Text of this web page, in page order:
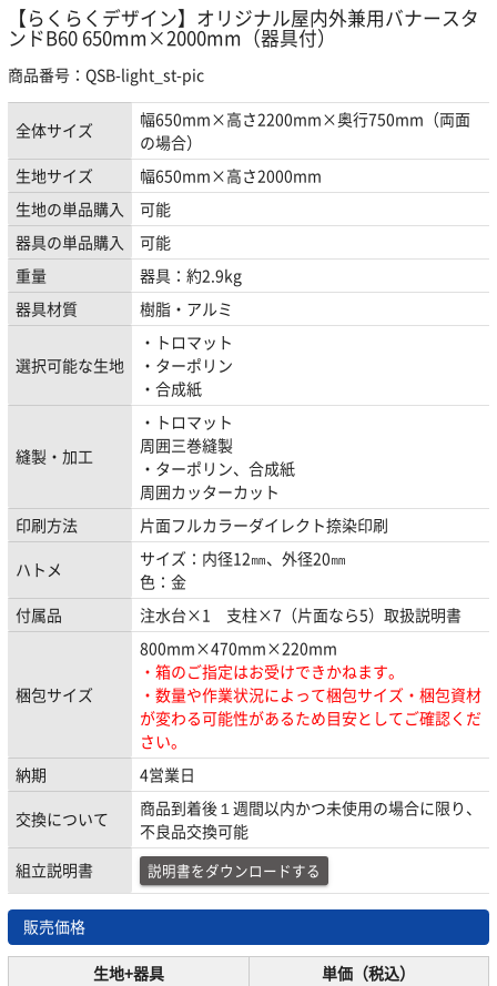
【らくらくデザイン】オリジナル屋内外兼用バナースタ
ンドB60 650mm×2000mm（器具付）
商品番号：QSB-light_st-pic
全体サイズ
幅650mm×高さ2200mm×奥行750mm（両面
の場合）
生地サイズ
幅650mm×高さ2000mm
生地の単品購入
可能
器具の単品購入
可能
重量
器具：約2.9kg
器具材質
樹脂・アルミ
選択可能な生地
・トロマット
・ターポリン
・合成紙
縫製・加工
・トロマット
周囲三巻縫製
・ターポリン、合成紙
周囲カッターカット
印刷方法
片面フルカラーダイレクト捺染印刷
ハトメ
サイズ：内径12㎜、外径20㎜
色：金
付属品
注水台×1 支柱×7（片面なら5）取扱説明書
梱包サイズ
800mm×470mm×220mm
・箱のご指定はお受けできかねます。
・数量や作業状況によって梱包サイズ・梱包資材
が変わる可能性があるため目安としてご確認くだ
さい。
納期
4営業日
交換について
商品到着後１週間以内かつ未使用の場合に限り、
不良品交換可能
組立説明書
説明書をダウンロードする
販売価格
生地+器具
単価（税込）